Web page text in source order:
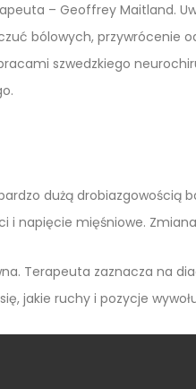
– Geoffrey Maitland.
bólowych, przywrócenie
szwedzkiego
dużą drobiazgowością
i napięcie mięśniowe.
Terapeuta zaznacza na
jakie ruchy i pozycje